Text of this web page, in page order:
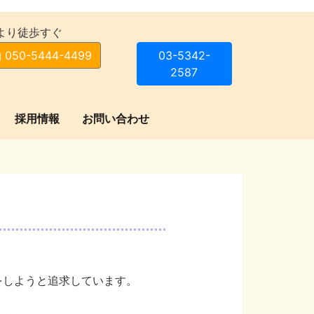
り徒歩すぐ
050-5444-4499
03-5342-
2587
採用情報 お問い合わせ
ようと追求しています。